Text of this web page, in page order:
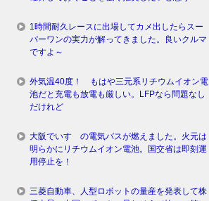
1時間耐久レースに出場してカメ出したらスー
パーワンの実力が解ってきました。良いクルマ
ですよ～
外気温40度！ もはや三元系リチウムイオン電
池だと充電も放電も厳しい。LFPなら問題なし
だけれど
大阪でいすゞの電気バスが燃えました。火元は
明らかにリチウムイオン電池。国交省は即刻運
用停止を！
三菱自動車、人型ロボットの量産を発表して株